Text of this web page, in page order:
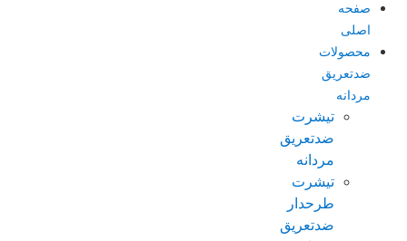
صفحه
اصلی
محصولات
ضدتعریق
مردانه
تیشرت
ضدتعریق
مردانه
تیشرت
طرحدار
ضدتعریق